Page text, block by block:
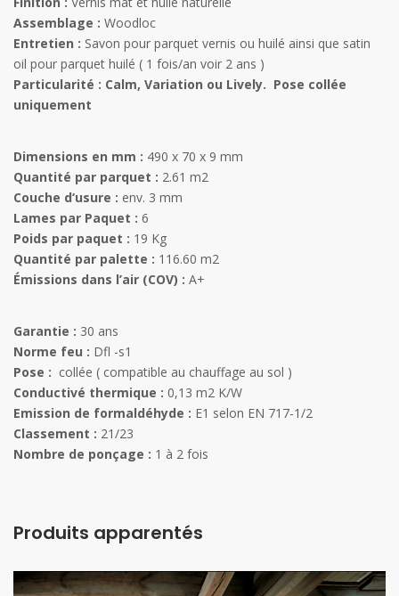
Assemblage : Woodloc
Entretien : Savon pour parquet vernis ou huilé ainsi que satin
oil pour parquet huilé ( 1 fois/an voir 2 ans )
Particularité : Calm, Variation ou Lively. Pose collée
uniquement
Dimensions en mm : 490 x 70 x 9 mm
Quantité par parquet : 2.61 m2
Couche d‘usure : env. 3 mm
Lames par Paquet : 6
Poids par paquet : 19 Kg
Quantité par palette : 116.60 m2
Émissions dans l’air (COV) : A+
Garantie : 30 ans
Norme feu : Dfl -s1
Pose : collée ( compatible au chauffage au sol )
Conductivé thermique : 0,13 m2 K/W
Emission de formaldéhyde : E1 selon EN 717-1/2
Classement : 21/23
Nombre de ponçage : 1 à 2 fois
Produits apparentés